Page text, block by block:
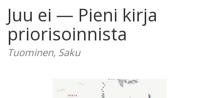
Juu ei — Pieni kirja
priorisoinnista
Tuominen, Saku